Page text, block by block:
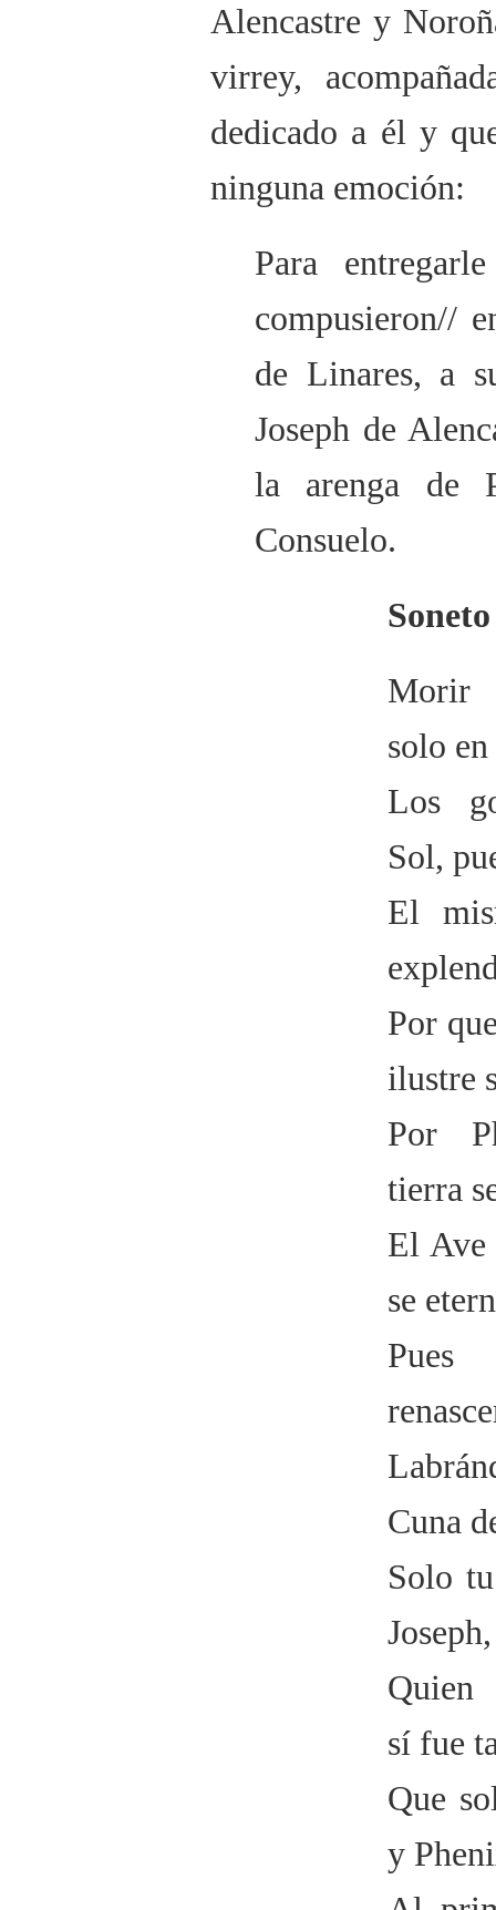
Alencastre y
virrey,
dedicado a él y
ninguna emoción:
Para
compusieron//
de Linares, a
Joseph de
la arenga de
Consuelo.
Soneto
Morir
solo
Los
Sol,
El
Por
ilustre
Por
tierra
El Ave
se
Cuna
Solo
Quien
sí fue
Que
y